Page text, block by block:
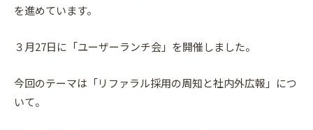
を進めています。
３月27日に「ユーザーランチ会」を開催しました。
今回のテーマは「リファラル採用の周知と社内外広報」につ
いて。